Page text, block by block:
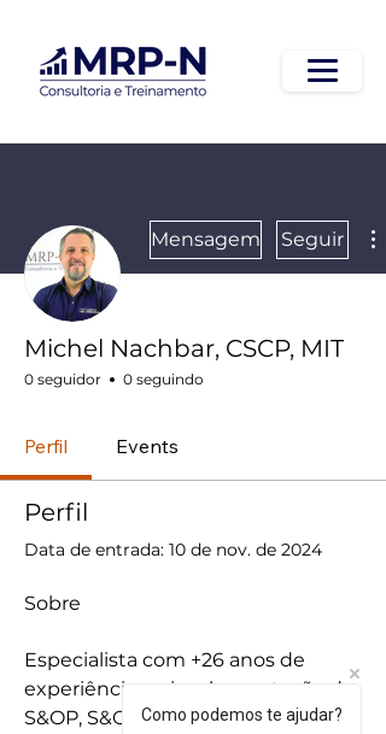
Mensagem Seguir
Michel Nachbar, CSCP, MIT
0 seguidor 0 seguindo
Perfil Events
Perfil
Data de entrada: 10 de nov. de 2024
Sobre
Especialista com +26 anos de
experiência na implementação de
S&OP, S&OE, ERP e Soluções
Como podemos te ajudar?